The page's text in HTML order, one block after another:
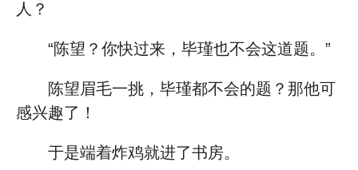
人？
“陈望？你快过来，毕瑾也不会这道题。”
陈望眉毛一挑，毕瑾都不会的题？那他可
感兴趣了！
于是端着炸鸡就进了书房。